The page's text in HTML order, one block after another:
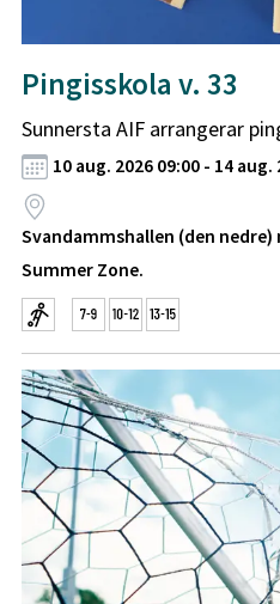
Pingisskola v. 33
Sunnersta AIF arrangerar
10 aug. 2026 09:00 - 14 aug.
Svandammshallen (den
Summer Zone.